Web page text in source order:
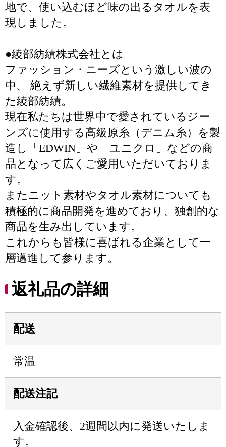
地で、使い込むほど味の出るタオルを表
現しました。
●綾部紡績株式会社とは
ファッション・ニーズという激しい波の
中、 絶えず新しい繊維素材を提供してき
た綾部紡績。
現在私たちは世界中で愛されているジー
ンズに使用する高級原糸（デニム糸）を製
造し「EDWIN」や「ユニクロ」などの商
品となって広くご愛用いただいておりま
す。
またニット素材やタオル素材についても
積極的に商品開発を進めており、独創的な
商品を生み出しています。
これからも皆様に喜ばれる企業として一
層邁進して参ります。
返礼品の詳細
配送
常温
配送注記
入金確認後、2週間以内に発送いたしま
す。